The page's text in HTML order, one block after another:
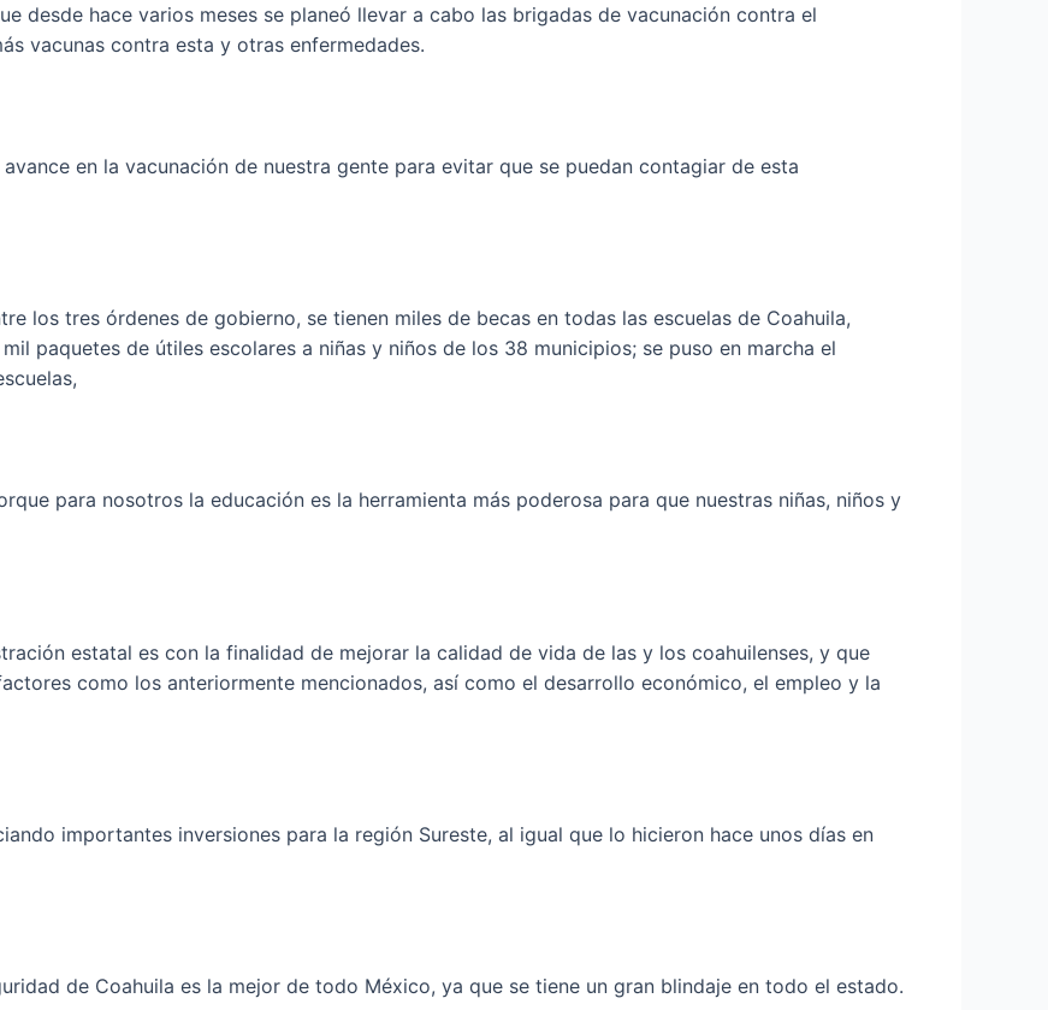
desde hace varios meses se planeó llevar a cabo las brigadas de vacunación contra el
vacunas contra esta y otras enfermedades.
en la vacunación de nuestra gente para evitar que se puedan contagiar de esta
los tres órdenes de gobierno, se tienen miles de becas en todas las escuelas de Coahuila,
paquetes de útiles escolares a niñas y niños de los 38 municipios; se puso en marcha el
para nosotros la educación es la herramienta más poderosa para que nuestras niñas, niños y
estatal es con la finalidad de mejorar la calidad de vida de las y los coahuilenses, y que
como los anteriormente mencionados, así como el desarrollo económico, el empleo y la
importantes inversiones para la región Sureste, al igual que lo hicieron hace unos días en
de Coahuila es la mejor de todo México, ya que se tiene un gran blindaje en todo el estado.